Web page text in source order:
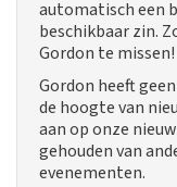
automatisch een
beschikbaar zin.
Gordon te missen!
Gordon heeft
de hoogte van
aan op onze
gehouden van
evenementen.